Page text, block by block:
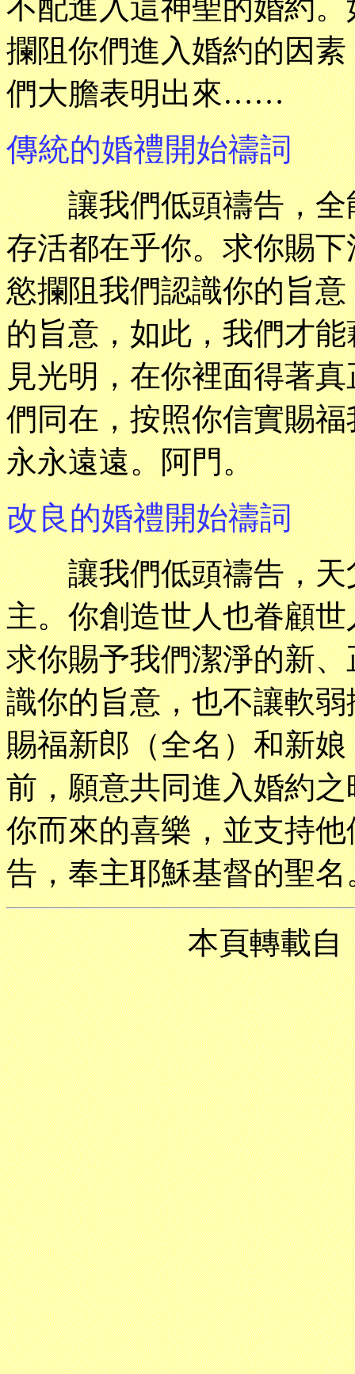
不配進入這神聖的婚約
攔阻你們進入婚約的因
們大膽表明出來……
傳統的婚禮開始禱詞
讓我們低頭禱告，全
存活都在乎你。求你賜
慾攔阻我們認識你的旨
的旨意，如此，我們才
見光明，在你裡面得著
們同在，按照你信實賜
永永遠遠。阿門。
改良的婚禮開始禱詞
讓我們低頭禱告，天
主。你創造世人也眷顧
求你賜予我們潔淨的新
識你的旨意，也不讓軟
賜福新郎（全名）和新
前，願意共同進入婚約
你而來的喜樂，並支持
告，奉主耶穌基督的聖
本頁轉載自